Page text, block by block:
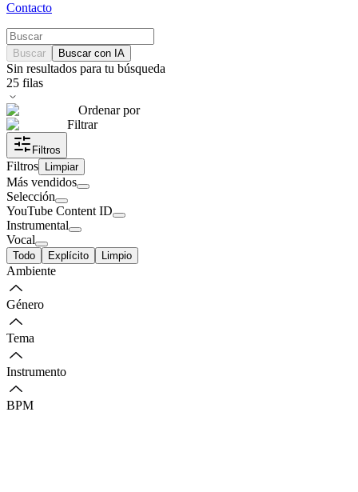
Contacto
Buscar Buscar con IA
Sin resultados para tu búsqueda
25 filas
Ordenar por
Filtrar
Filtros
Filtros Limpiar
Más vendidos
Selección
YouTube Content ID
Instrumental
Vocal
Todo Explícito Limpio
Ambiente
Género
Tema
Instrumento
BPM